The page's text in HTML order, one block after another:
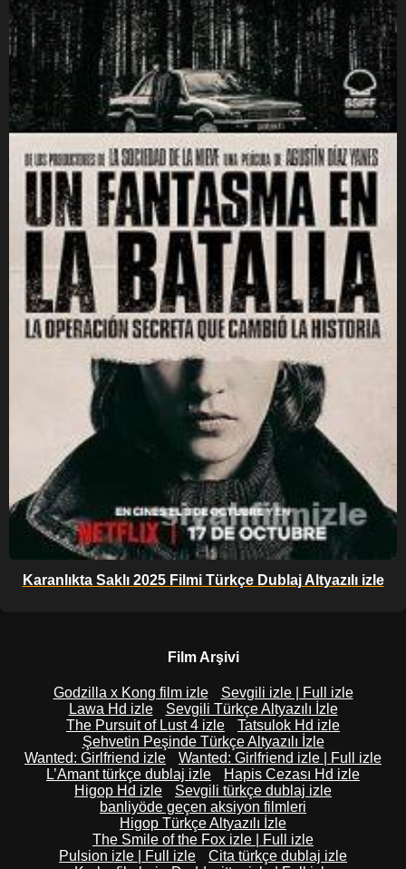
Karanlıkta Saklı 2025 Filmi Türkçe Dublaj Altyazılı izle
Film Arşivi
Godzilla x Kong film izle
Sevgili izle | Full izle
Lawa Hd izle
Sevgili Türkçe Altyazılı İzle
The Pursuit of Lust 4 izle
Tatsulok Hd izle
Şehvetin Peşinde Türkçe Altyazılı İzle
Wanted: Girlfriend izle
Wanted: Girlfriend izle | Full izle
L’Amant türkçe dublaj izle
Hapis Cezası Hd izle
Higop Hd izle
Sevgili türkçe dublaj izle
banliyöde geçen aksiyon filmleri
Higop Türkçe Altyazılı İzle
The Smile of the Fox izle | Full izle
Pulsion izle | Full izle
Cita türkçe dublaj izle